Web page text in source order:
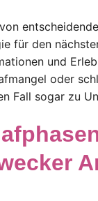
für den
und
oder
Fall sogar zu